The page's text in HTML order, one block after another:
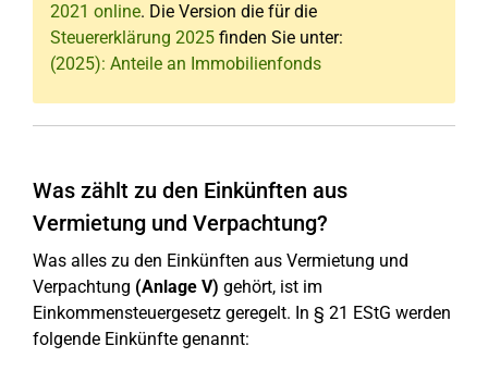
2021 online. Die Version die für die
Steuererklärung 2025 finden Sie unter:
(2025): Anteile an Immobilienfonds
Was zählt zu den Einkünften aus
Vermietung und Verpachtung?
Was alles zu den Einkünften aus Vermietung und
Verpachtung (Anlage V) gehört, ist im
Einkommensteuergesetz geregelt. In § 21 EStG werden
folgende Einkünfte genannt: